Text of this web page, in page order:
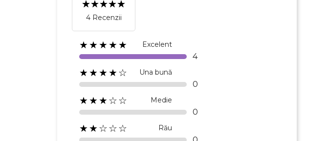
4 Recenzii
★★★★★ Excelent
4
★★★★☆ Una bună
0
★★★☆☆ Medie
0
★★☆☆☆ Rău